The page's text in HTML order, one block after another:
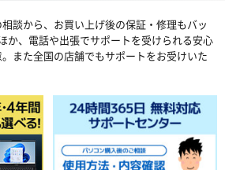
談から、お買い上げ後の保証・修理もバッ
か、電話や出張でサポートを受けられる安心
また全国の店舗でもサポートをお受けいた